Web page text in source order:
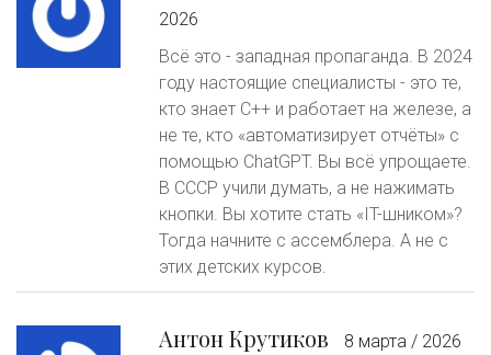
2026
Всё это - западная пропаганда. В 2024
году настоящие специалисты - это те,
кто знает C++ и работает на железе, а
не те, кто «автоматизирует отчёты» с
помощью ChatGPT. Вы всё упрощаете.
В СССР учили думать, а не нажимать
кнопки. Вы хотите стать «IT-шником»?
Тогда начните с ассемблера. А не с
этих детских курсов.
Антон Крутиков 8 марта / 2026